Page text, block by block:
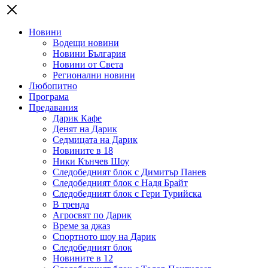
Новини
Водещи новини
Новини България
Новини от Света
Регионални новини
Любопитно
Програма
Предавания
Дарик Кафе
Денят на Дарик
Седмицата на Дарик
Новините в 18
Ники Кънчев Шоу
Следобедният блок с Димитър Панев
Следобедният блок с Надя Брайт
Следобедният блок с Гери Турийска
В тренда
Агросвят по Дарик
Време за джаз
Спортното шоу на Дарик
Следобедният блок
Новините в 12